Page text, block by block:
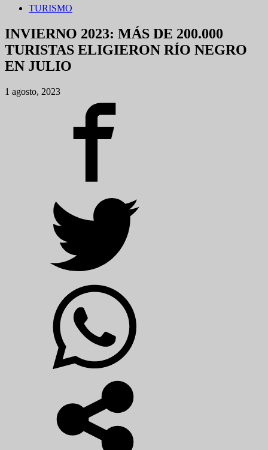
TURISMO
INVIERNO 2023: MÁS DE 200.000
TURISTAS ELIGIERON RÍO NEGRO
EN JULIO
1 agosto, 2023